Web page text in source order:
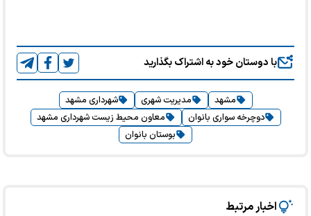
با دوستان خود به اشتراک بگذارید
مشهد مدیریت شهری
شهرداری مشهد
دوچرخه سواری بانوان
معاون محیط زیست شهرداری مشهد
بوستان بانوان
اخبار مرتبط